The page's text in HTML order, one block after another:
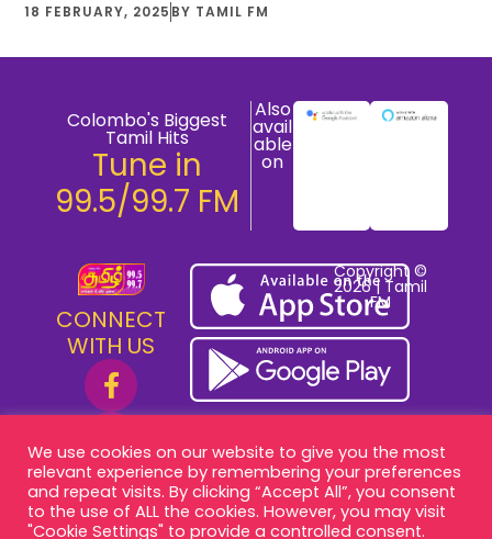
18 FEBRUARY, 2025 BY TAMIL FM
Colombo's Biggest
Tamil Hits
Tune in
99.5/99.7 FM
Also
avail
able
on
CONNECT
WITH US
Copyright ©
2026 | Tamil
FM
We use cookies on our website to give you the most
relevant experience by remembering your preferences
and repeat visits. By clicking “Accept All”, you consent
to the use of ALL the cookies. However, you may visit
"Cookie Settings" to provide a controlled consent.